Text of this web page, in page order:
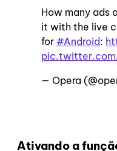
How many ads
it with the live
for #Android:
— Opera
Ativando a